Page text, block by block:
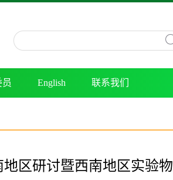
English 联系我们
区研讨暨西南地区实验物